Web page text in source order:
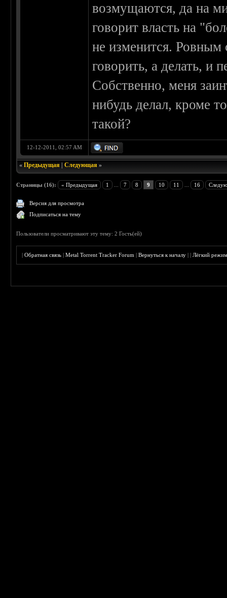
возмущаются, да на
говорит власть на
не изменится. Ровным
говорить, а делать, и
Собственно, меня
нибудь делал, кроме
такой?
12-12-2011, 02:57 AM
«Предыдущая |Следующая »
Страницы (16): « Предыдущая 1 7 8 9 10 11 16
Версия для просмотра
Подписаться на тему
Пользователи просматривают эту тему: 2 Гость(ей)
|Обратная связь |Metal Torrent Tracker Forum |Вернуться к началу ||Лёгкий